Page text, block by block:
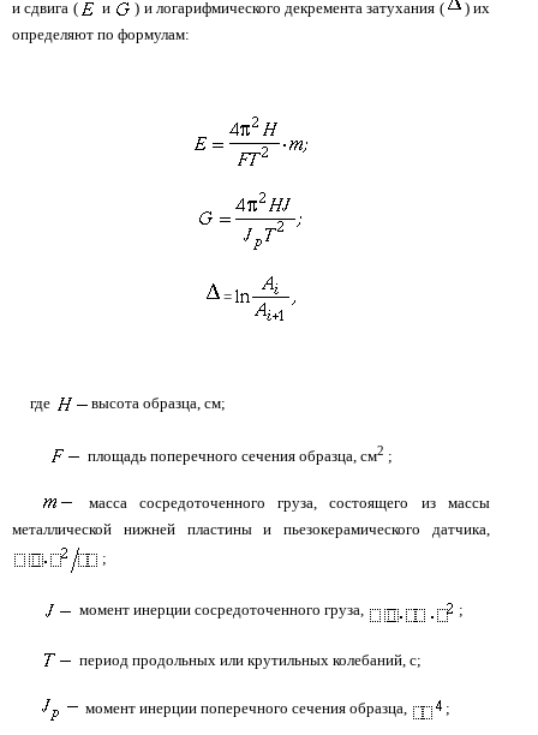
и сдвига ( и ) и логарифмического декремента затухания (
) их
определяют по формулам:
=
где высота образца, см;
площадь поперечного сечения образца, см2 ;
масса сосредоточенного груза, состоящего из массы
металлической нижней пластины и пьезокерамического датчика,
;
момент инерции сосредоточенного груза, ;
период продольных или крутильных колебаний, с;
момент инерции поперечного сечения образца, ;